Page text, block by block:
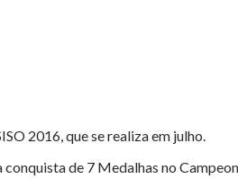
2016, que se realiza em julho.
de 7 Medalhas no